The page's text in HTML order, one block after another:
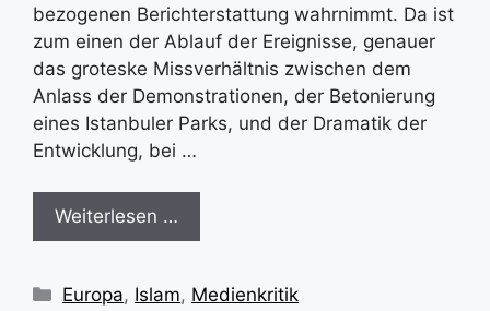
bezogenen Berichterstattung wahrnimmt. Da ist
zum einen der Ablauf der Ereignisse, genauer
das groteske Missverhältnis zwischen dem
Anlass der Demonstrationen, der Betonierung
eines Istanbuler Parks, und der Dramatik der
Entwicklung, bei …
Weiterlesen …
Kategorien
Europa, Islam, Medienkritik